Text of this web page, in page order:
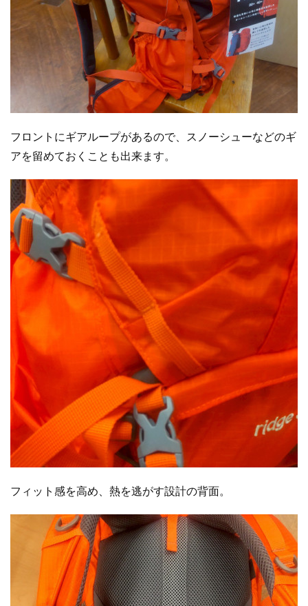
フロントにギアループがあるので、スノーシューなどのギ
アを留めておくことも出来ます。
フィット感を高め、熱を逃がす設計の背面。